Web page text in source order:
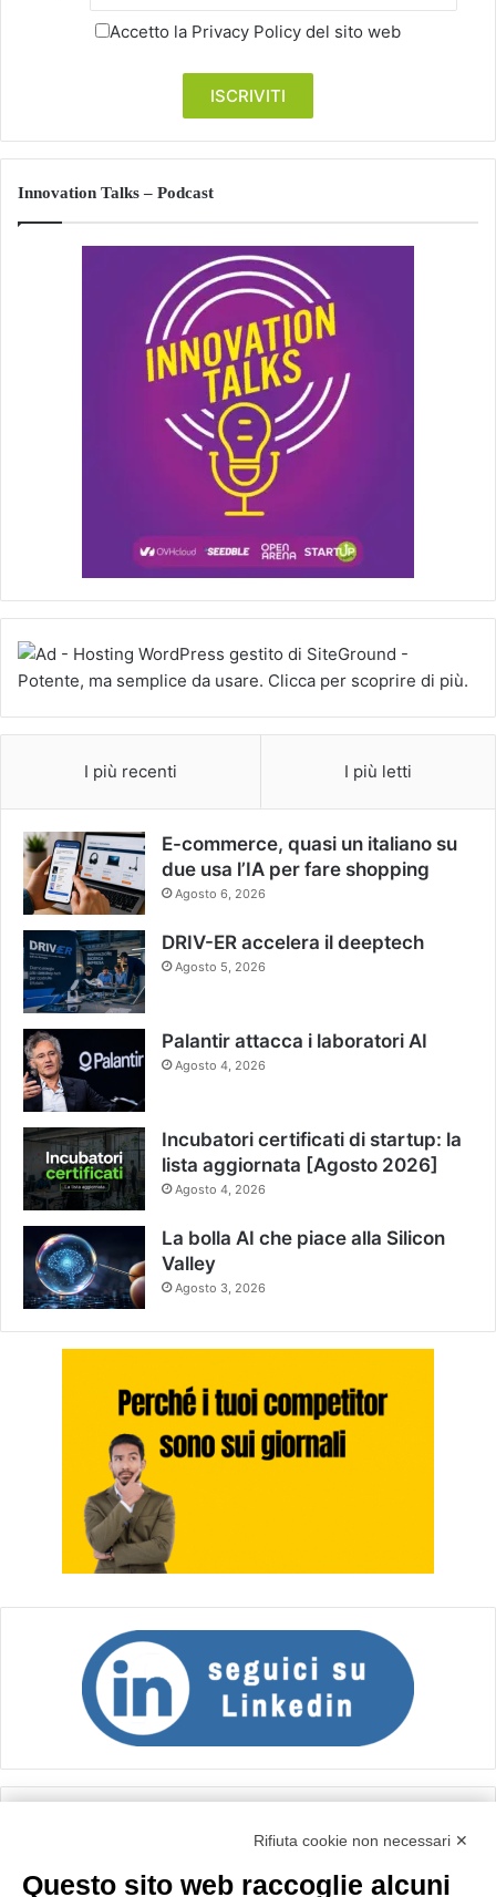
Accetto la Privacy Policy del sito web
Innovation Talks – Podcast
I più recenti I più letti
E-commerce, quasi un italiano su
due usa l’IA per fare shopping
Agosto 6, 2026
DRIV-ER accelera il deeptech
Agosto 5, 2026
Palantir attacca i laboratori AI
Agosto 4, 2026
Incubatori certificati di startup: la
lista aggiornata [Agosto 2026]
Agosto 4, 2026
La bolla AI che piace alla Silicon
Valley
Agosto 3, 2026
Rifiuta cookie non necessari ✕
Questo sito web raccoglie alcuni